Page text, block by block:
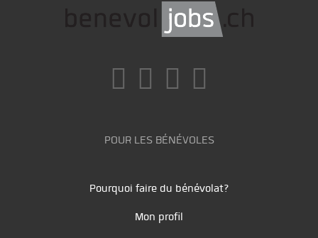
POUR LES BÉNÉVOLES
Pourquoi faire du bénévolat?
Mon profil